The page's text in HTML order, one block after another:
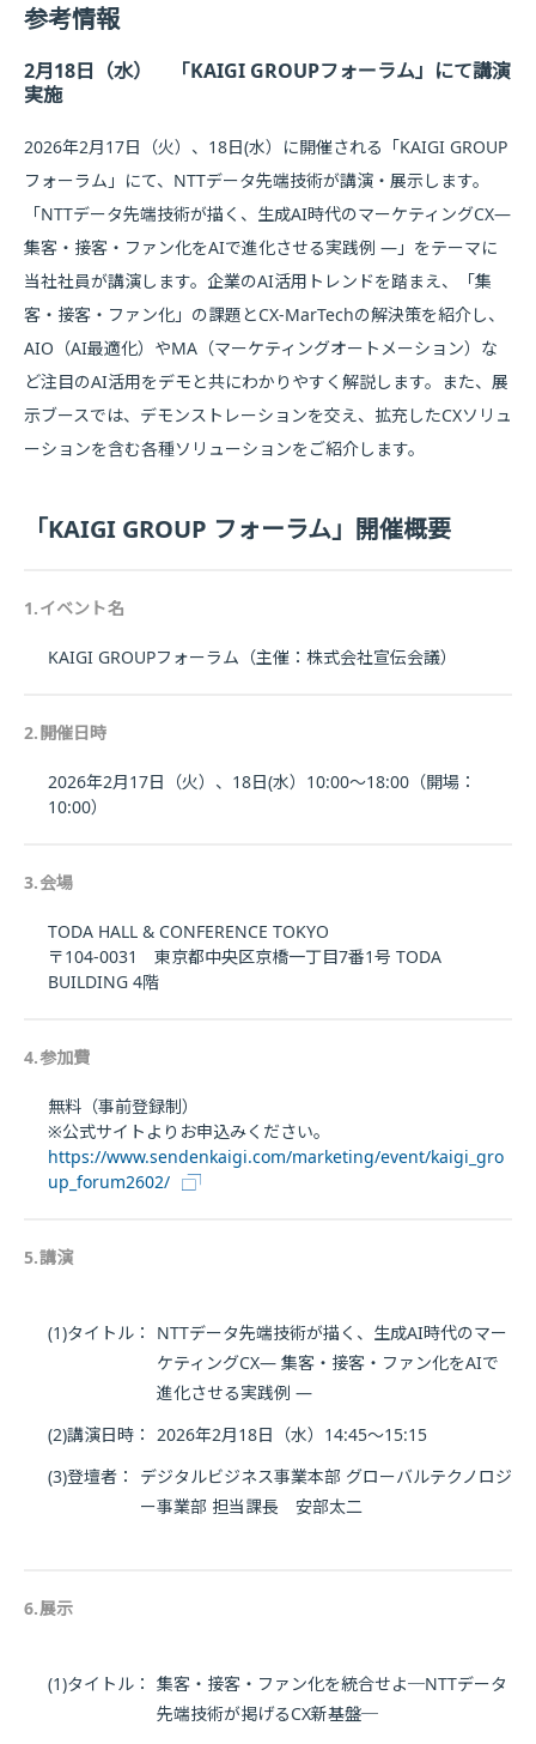
参考情報
2月18日（水） 「KAIGI GROUPフォーラム」にて講演
実施
2026年2月17日（火）、18日(水）に開催される「KAIGI GROUP
フォーラム」にて、NTTデータ先端技術が講演・展示します。
「NTTデータ先端技術が描く、生成AI時代のマーケティングCX―
集客・接客・ファン化をAIで進化させる実践例 ―」をテーマに
当社社員が講演します。企業のAI活用トレンドを踏まえ、「集
客・接客・ファン化」の課題とCX‑MarTechの解決策を紹介し、
AIO（AI最適化）やMA（マーケティングオートメーション）な
ど注目のAI活用をデモと共にわかりやすく解説します。また、展
示ブースでは、デモンストレーションを交え、拡充したCXソリュ
ーションを含む各種ソリューションをご紹介します。
「KAIGI GROUP フォーラム」開催概要
1.イベント名
KAIGI GROUPフォーラム（主催：株式会社宣伝会議）
2.開催日時
2026年2月17日（火）、18日(水）10:00～18:00（開場：
10:00）
3.会場
TODA HALL & CONFERENCE TOKYO
〒104-0031 東京都中央区京橋一丁目7番1号 TODA
BUILDING 4階
4.参加費
無料（事前登録制）
※公式サイトよりお申込みください。
https://www.sendenkaigi.com/marketing/event/kaigi_gro
up_forum2602/
5.講演
(1)タイトル：
NTTデータ先端技術が描く、生成AI時代のマー
ケティングCX― 集客・接客・ファン化をAIで
進化させる実践例 ―
(2)講演日時： 2026年2月18日（水）14:45～15:15
(3)登壇者：
デジタルビジネス事業本部 グローバルテクノロジ
ー事業部 担当課長 安部太二
6.展示
(1)タイトル： 集客・接客・ファン化を統合せよ─NTTデータ
先端技術が掲げるCX新基盤─